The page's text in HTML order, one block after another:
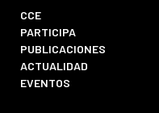
CCE
PARTICIPA
PUBLICACIONES
ACTUALIDAD
EVENTOS